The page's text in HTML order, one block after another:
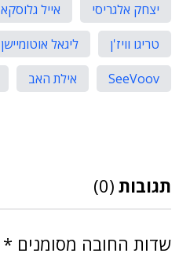
יצחק אלגריסי
אייל גלוסקא
טריגו וויז'ן
ליגאל אוטומיישן
SeeVoov
אילת האב
תגובות (0)
שדות החובה מסומנים *